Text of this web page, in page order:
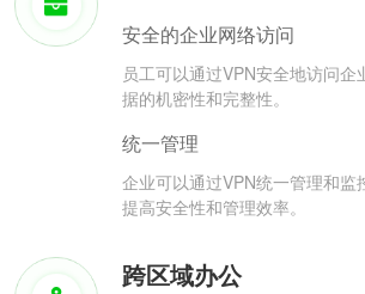
安全的企业网络访问
员工可以通过VPN安全地访问企
据的机密性和完整性。
统一管理
企业可以通过VPN统一管理和监
提高安全性和管理效率。
跨区域办公